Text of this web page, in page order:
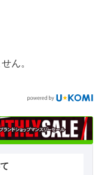
ん。